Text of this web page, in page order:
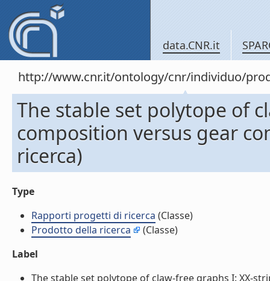
data.CNR.it
http://www.cnr.it/ontology/cnr/individuo/
The stable set polytope of
composition versus gear
ricerca)
Type
Rapporti progetti di ricerca (Classe)
Prodotto della ricerca
(Classe)
Label
The stable set polytope of claw-free graphs I: XX-